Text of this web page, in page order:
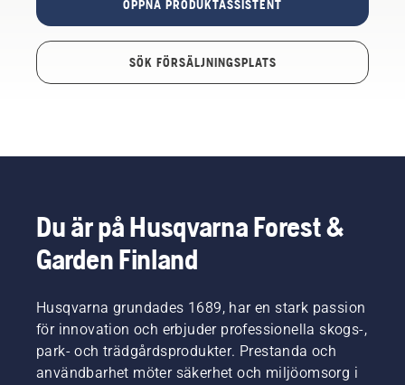
ÖPPNA PRODUKTASSISTENT
SÖK FÖRSÄLJNINGSPLATS
Du är på Husqvarna Forest &
Garden Finland
Husqvarna grundades 1689, har en stark passion
för innovation och erbjuder professionella skogs-,
park- och trädgårdsprodukter. Prestanda och
användbarhet möter säkerhet och miljöomsorg i